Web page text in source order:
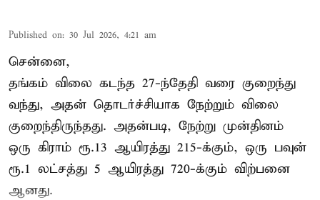
Published on: 30 Jul 2026, 4:21 am
சென்னை,
தங்கம் விலை கடந்த 27-ந்தேதி வரை குறைந்து
வந்து, அதன் தொடர்ச்சியாக நேற்றும் விலை
குறைந்திருந்தது. அதன்படி, நேற்று முன்தினம்
ஒரு கிராம் ரூ.13 ஆயிரத்து 215-க்கும், ஒரு பவுன்
ரூ.1 லட்சத்து 5 ஆயிரத்து 720-க்கும் விற்பனை
ஆனது.